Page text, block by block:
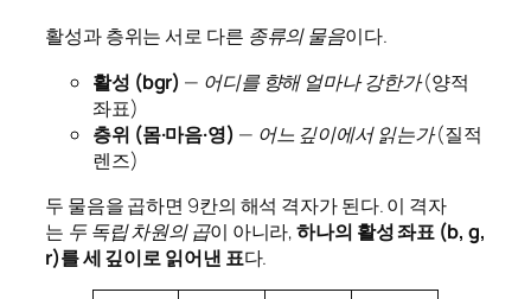
활성과 층위는 서로 다른 종류의 물음이다.
활성 (bgr) — 어디를 향해 얼마나 강한가(양적
좌표)
층위 (몸·마음·영) — 어느 깊이에서 읽는가(질적
렌즈)
두 물음을 곱하면 9칸의 해석 격자가 된다. 이 격자
는 두 독립 차원의 곱이 아니라,하나의 활성 좌표 (b, g,
r)를 세 깊이로 읽어낸 표다.